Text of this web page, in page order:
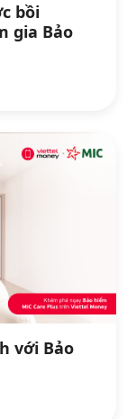
bồi
gia Bảo
với Bảo